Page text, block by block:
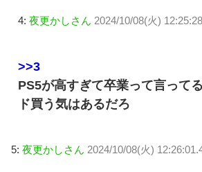
4: 夜更かしさん 2024/10/08(火)
>>3
PS5が高すぎて卒業って言って
ド買う気はあるだろ
5: 夜更かしさん 2024/10/08(火)